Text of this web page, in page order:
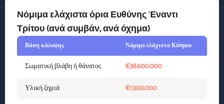
Νόμιμα ελάχιστα όρια Ευθύνης Έναντι
Τρίτου (ανά συμβάν, ανά όχημα)
Βάση κάλυψης Νόμιμο ελάχιστο Κύπρου
Σωματική βλάβη ή θάνατος
€38.600.000
Υλική ζημιά
€1.300.000